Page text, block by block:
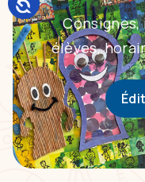
élèves,